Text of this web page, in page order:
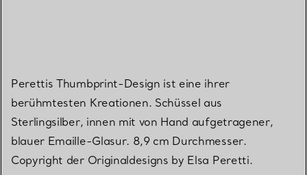
Perettis Thumbprint-Design ist eine ihrer
berühmtesten Kreationen. Schüssel aus
Sterlingsilber, innen mit von Hand aufgetragener,
blauer Emaille-Glasur. 8,9 cm Durchmesser.
Copyright der Originaldesigns by Elsa Peretti.